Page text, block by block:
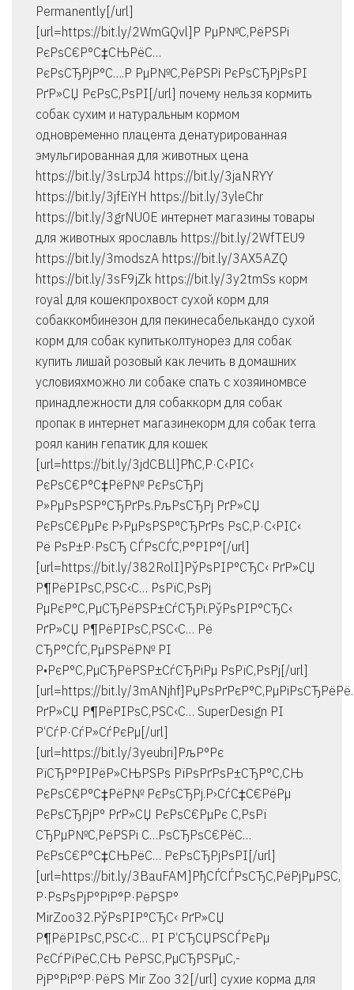
Permanently[/url]
[url=https://bit.ly/2WmGQvl]Р РµР№С‚РёРЅРі
РєРѕС€Р°С‡СЊРёС…
РєРѕСЂРјР°С….Р РµР№С‚РёРЅРі РєРѕСЂРјРѕРІ
РґР»СЏ РєРѕС‚РѕРІ[/url] почему нельзя кормить
собак сухим и натуральным кормом
одновременно плацента денатурированная
эмульгированная для животных цена
https://bit.ly/3sLrpJ4 https://bit.ly/3jaNRYY
https://bit.ly/3jfEiYH https://bit.ly/3yleChr
https://bit.ly/3grNU0E интернет магазины товары
для животных ярославль https://bit.ly/2WfTEU9
https://bit.ly/3modszA https://bit.ly/3AX5AZQ
https://bit.ly/3sF9jZk https://bit.ly/3y2tmSs корм
royal для кошекпрохвост сухой корм для
собаккомбинезон для пекинесабелькандо сухой
корм для собак купитьколтунорез для собак
купить лишай розовый как лечить в домашних
условияхможно ли собаке спать с хозяиномвсе
принадлежности для собаккорм для собак
пропак в интернет магазинекорм для собак terra
роял канин гепатик для кошек
[url=https://bit.ly/3jdCBLl]РћС‚Р·С‹РІС‹
РєРѕС€Р°С‡РёР№ РєРѕСЂРј
Р»РµРѕРЅР°СЂРґРѕ.РљРѕСЂРј РґР»СЏ
РєРѕС€РµРє Р›РµРѕРЅР°СЂРґРѕ РѕС‚Р·С‹РІС‹
Рё РѕР±Р·РѕСЂ СЃРѕСЃС‚Р°РІР°[/url]
[url=https://bit.ly/382RolI]РўРѕРІР°СЂС‹ РґР»СЏ
Р¶РёРІРѕС‚РЅС‹С… РѕРїС‚РѕРј
РµРєР°С‚РµСЂРёРЅР±СѓСЂРі.РўРѕРІР°СЂС‹
РґР»СЏ Р¶РёРІРѕС‚РЅС‹С… Рё
СЂР°СЃС‚РµРЅРёР№ РІ
Р•РєР°С‚РµСЂРёРЅР±СѓСЂРіРµ РѕРїС‚РѕРј[/url]
[url=https://bit.ly/
РґР»СЏ Р¶РёРІРѕС‚РЅС‹С… SuperDesign РІ
Р‘СѓР·СѓР»СѓРєРµ[/url]
[url=https://bit.ly/3yeubri]РљР°Рє
РїСЂР°РІРёР»СЊРЅРѕ РїРѕРґРѕР±СЂР°С‚СЊ
РєРѕС€Р°С‡РёР№ РєРѕСЂРј.Р›СѓС‡С€РёРµ
РєРѕСЂРјР° РґР»СЏ РєРѕС€РµРє С‚РѕРї
СЂРµР№С‚РёРЅРі С…РѕСЂРѕС€РёС…
РєРѕС€Р°С‡СЊРёС… РєРѕСЂРјРѕРІ[/url]
[url=https://bit.ly/3BauFAM]РђСЃСЃРѕСЂС‚РёРјРµРЅС‚
Р·РѕРѕРјР°РіР°Р·РёРЅР°
MirZoo32.РўРѕРІР°СЂС‹ РґР»СЏ
Р¶РёРІРѕС‚РЅС‹С… РІ Р‘СЂСЏРЅСЃРєРµ
РєСѓРїРёС‚СЊ РёРЅС‚РµСЂРЅРµС‚-
РјР°РіР°Р·РёРЅ Mir Zoo 32[/url] сухие корма для